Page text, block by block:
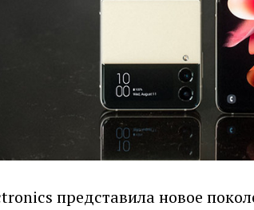
представила новое